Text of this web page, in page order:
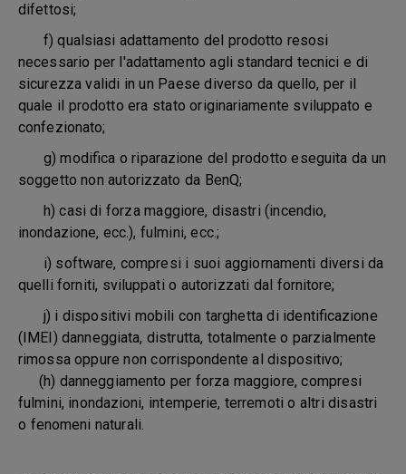
difettosi;
f) qualsiasi adattamento del prodotto resosi
necessario per l'adattamento agli standard tecnici e di
sicurezza validi in un Paese diverso da quello, per il
quale il prodotto era stato originariamente sviluppato e
confezionato;
g) modifica o riparazione del prodotto eseguita da un
soggetto non autorizzato da BenQ;
h) casi di forza maggiore, disastri (incendio,
inondazione, ecc.), fulmini, ecc.;
i) software, compresi i suoi aggiornamenti diversi da
quelli forniti, sviluppati o autorizzati dal fornitore;
j) i dispositivi mobili con targhetta di identificazione
(IMEI) danneggiata, distrutta, totalmente o parzialmente
rimossa oppure non corrispondente al dispositivo;
(h) danneggiamento per forza maggiore, compresi
fulmini, inondazioni, intemperie, terremoti o altri disastri
o fenomeni naturali.